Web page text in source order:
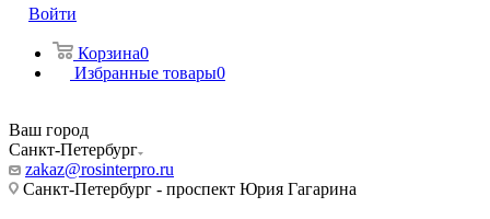
Войти
Корзина0
Избранные товары0
Ваш город
Санкт-Петербург
zakaz@rosinterpro.ru
Санкт-Петербург - проспект Юрия Гагарина